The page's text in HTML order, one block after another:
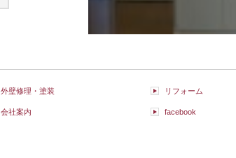
外壁修理・塗装 リフォーム
会社案内 facebook